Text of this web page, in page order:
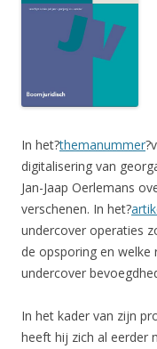
In het?themanummer
digitalisering van
Jan-Jaap Oerlemans
verschenen. In het?
undercover operaties
de opsporing en welke
undercover
In het kader van zijn
heeft hij zich al eerder